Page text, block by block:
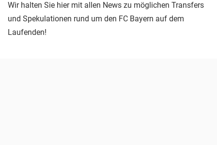
Wir halten Sie hier mit allen News zu möglichen Transfers
und Spekulationen rund um den FC Bayern auf dem
Laufenden!